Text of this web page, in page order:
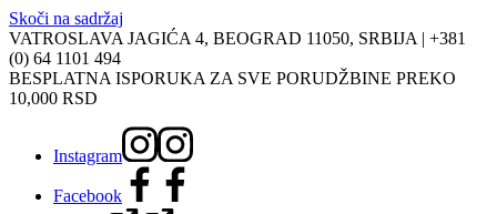
Skoči na sadržaj
VATROSLAVA JAGIĆA 4, BEOGRAD 11050, SRBIJA | +381
(0) 64 1101 494
BESPLATNA ISPORUKA ZA SVE PORUDŽBINE PREKO
10,000 RSD
Instagram
Facebook